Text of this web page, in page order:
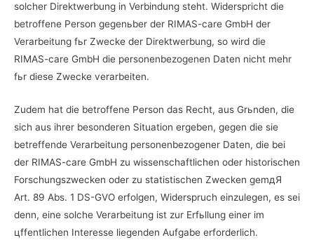
solcher Direktwerbung in Verbindung steht. Widerspricht die
betroffene Person gegenьber der RIMAS-care GmbH der
Verarbeitung fьr Zwecke der Direktwerbung, so wird die
RIMAS-care GmbH die personenbezogenen Daten nicht mehr
fьr diese Zwecke verarbeiten.
Zudem hat die betroffene Person das Recht, aus Grьnden, die
sich aus ihrer besonderen Situation ergeben, gegen die sie
betreffende Verarbeitung personenbezogener Daten, die bei
der RIMAS-care GmbH zu wissenschaftlichen oder historischen
Forschungszwecken oder zu statistischen Zwecken gemдЯ
Art. 89 Abs. 1 DS-GVO erfolgen, Widerspruch einzulegen, es sei
denn, eine solche Verarbeitung ist zur Erfьllung einer im
цffentlichen Interesse liegenden Aufgabe erforderlich.